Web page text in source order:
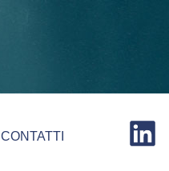
CONTATTI